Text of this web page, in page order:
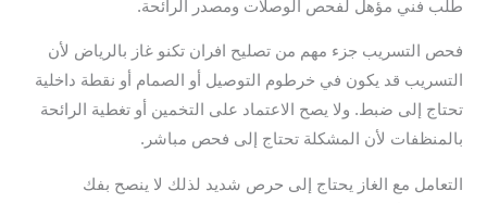
طلب فني مؤهل لفحص الوصلات ومصدر الرائحة.
فحص التسريب جزء مهم من تصليح افران تكنو غاز بالرياض لأن
التسريب قد يكون في خرطوم التوصيل أو الصمام أو نقطة داخلية
تحتاج إلى ضبط. ولا يصح الاعتماد على التخمين أو تغطية الرائحة
بالمنظفات لأن المشكلة تحتاج إلى فحص مباشر.
التعامل مع الغاز يحتاج إلى حرص شديد لذلك لا ينصح بفك